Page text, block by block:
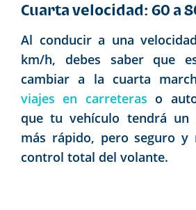
Cuarta velocidad: 60 a
Al conducir a una
km/h, debes saber que
cambiar a la cuarta
viajes en carreteras o
que tu vehículo tendrá un
más rápido, pero seguro y
control total del volante.